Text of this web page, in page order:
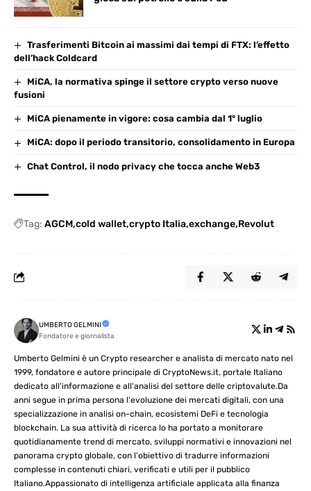
Trasferimenti Bitcoin ai massimi dai tempi di FTX: l’effetto
dell’hack Coldcard
MiCA, la normativa spinge il settore crypto verso nuove
fusioni
MiCA pienamente in vigore: cosa cambia dal 1° luglio
MiCA: dopo il periodo transitorio, consolidamento in Europa
Chat Control, il nodo privacy che tocca anche Web3
Tag: AGCM cold wallet crypto Italia exchange Revolut
UMBERTO GELMINI
Fondatore e giornalista
Umberto Gelmini è un Crypto researcher e analista di mercato nato nel
1999, fondatore e autore principale di CryptoNews.it, portale Italiano
dedicato all'informazione e all'analisi del settore delle criptovalute.Da
anni segue in prima persona l'evoluzione dei mercati digitali, con una
specializzazione in analisi on-chain, ecosistemi DeFi e tecnologia
blockchain. La sua attività di ricerca lo ha portato a monitorare
quotidianamente trend di mercato, sviluppi normativi e innovazioni nel
panorama crypto globale, con l'obiettivo di tradurre informazioni
complesse in contenuti chiari, verificati e utili per il pubblico
Italiano.Appassionato di intelligenza artificiale applicata alla finanza